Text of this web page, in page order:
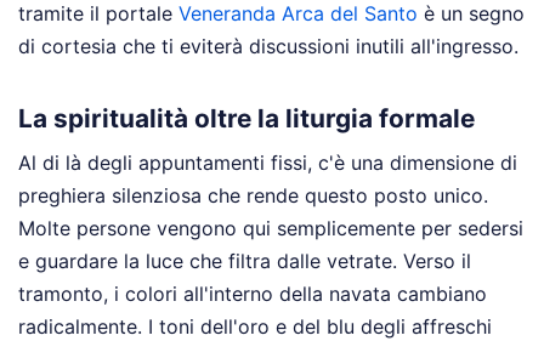
tramite il portale Veneranda Arca del Santo è un segno
di cortesia che ti eviterà discussioni inutili all'ingresso.
La spiritualità oltre la liturgia formale
Al di là degli appuntamenti fissi, c'è una dimensione di
preghiera silenziosa che rende questo posto unico.
Molte persone vengono qui semplicemente per sedersi
e guardare la luce che filtra dalle vetrate. Verso il
tramonto, i colori all'interno della navata cambiano
radicalmente. I toni dell'oro e del blu degli affreschi